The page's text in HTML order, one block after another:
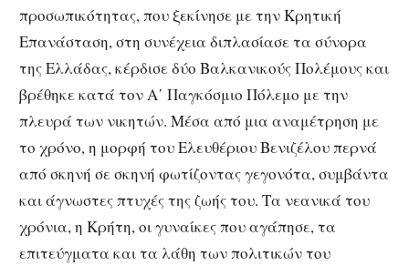
προσωπικότητας, που ξεκίνησε με την Κρητική
Επανάσταση, στη συνέχεια διπλασίασε τα σύνορα
της Ελλάδας, κέρδισε δύο Βαλκανικούς Πολέμους και
βρέθηκε κατά τον Α΄ Παγκόσμιο Πόλεμο με την
πλευρά των νικητών. Μέσα από μια αναμέτρηση με
το χρόνο, η μορφή του Ελευθέριου Βενιζέλου περνά
από σκηνή σε σκηνή φωτίζοντας γεγονότα, συμβάντα
και άγνωστες πτυχές της ζωής του. Τα νεανικά του
χρόνια, η Κρήτη, οι γυναίκες που αγάπησε, τα
επιτεύγματα και τα λάθη των πολιτικών του